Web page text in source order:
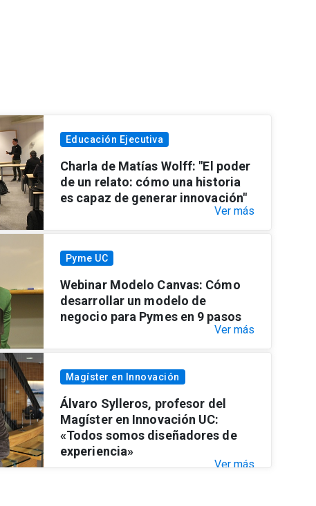
Educación Ejecutiva
Charla de Matías Wolff: "El poder
de un relato: cómo una historia
es capaz de generar innovación"
Ver más
Pyme UC
Webinar Modelo Canvas: Cómo
desarrollar un modelo de
negocio para Pymes en 9 pasos
Ver más
Magíster en Innovación
Álvaro Sylleros, profesor del
Magíster en Innovación UC:
«Todos somos diseñadores de
experiencia»
Ver más